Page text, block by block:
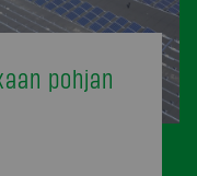
pohjan